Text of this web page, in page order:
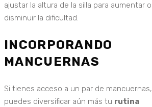
ajustar la altura de la silla para aumentar o
disminuir la dificultad.
INCORPORANDO
MANCUERNAS
Si tienes acceso a un par de mancuernas,
puedes diversificar aún más tu rutina